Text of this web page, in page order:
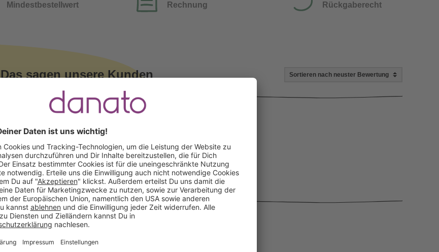
Mindestbestellwert
Rechnung
Rückgaberecht
Das sagen unsere Kunden
schrieb am 04.12.2025 Verifizierter Kauf (Trusted Shops)
Geburtstag Geschenk
Super Ware, super schnell , sehr professionell.
War diese Bewertung hilfreich? (0) (0)
Christianschrieb am 25.08.2025 Verifizierter Kauf (Shop)
Goldene Schallplatte